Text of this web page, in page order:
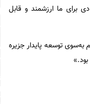
برای ما ارزشمند و قابل
توسعه پایدار جزیره
.»